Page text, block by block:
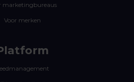
marketingbureaus
Voor merken